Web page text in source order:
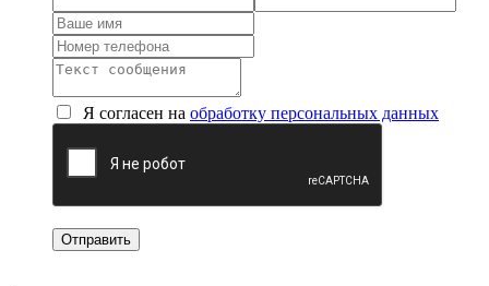
Я согласен на обработку персональных данных